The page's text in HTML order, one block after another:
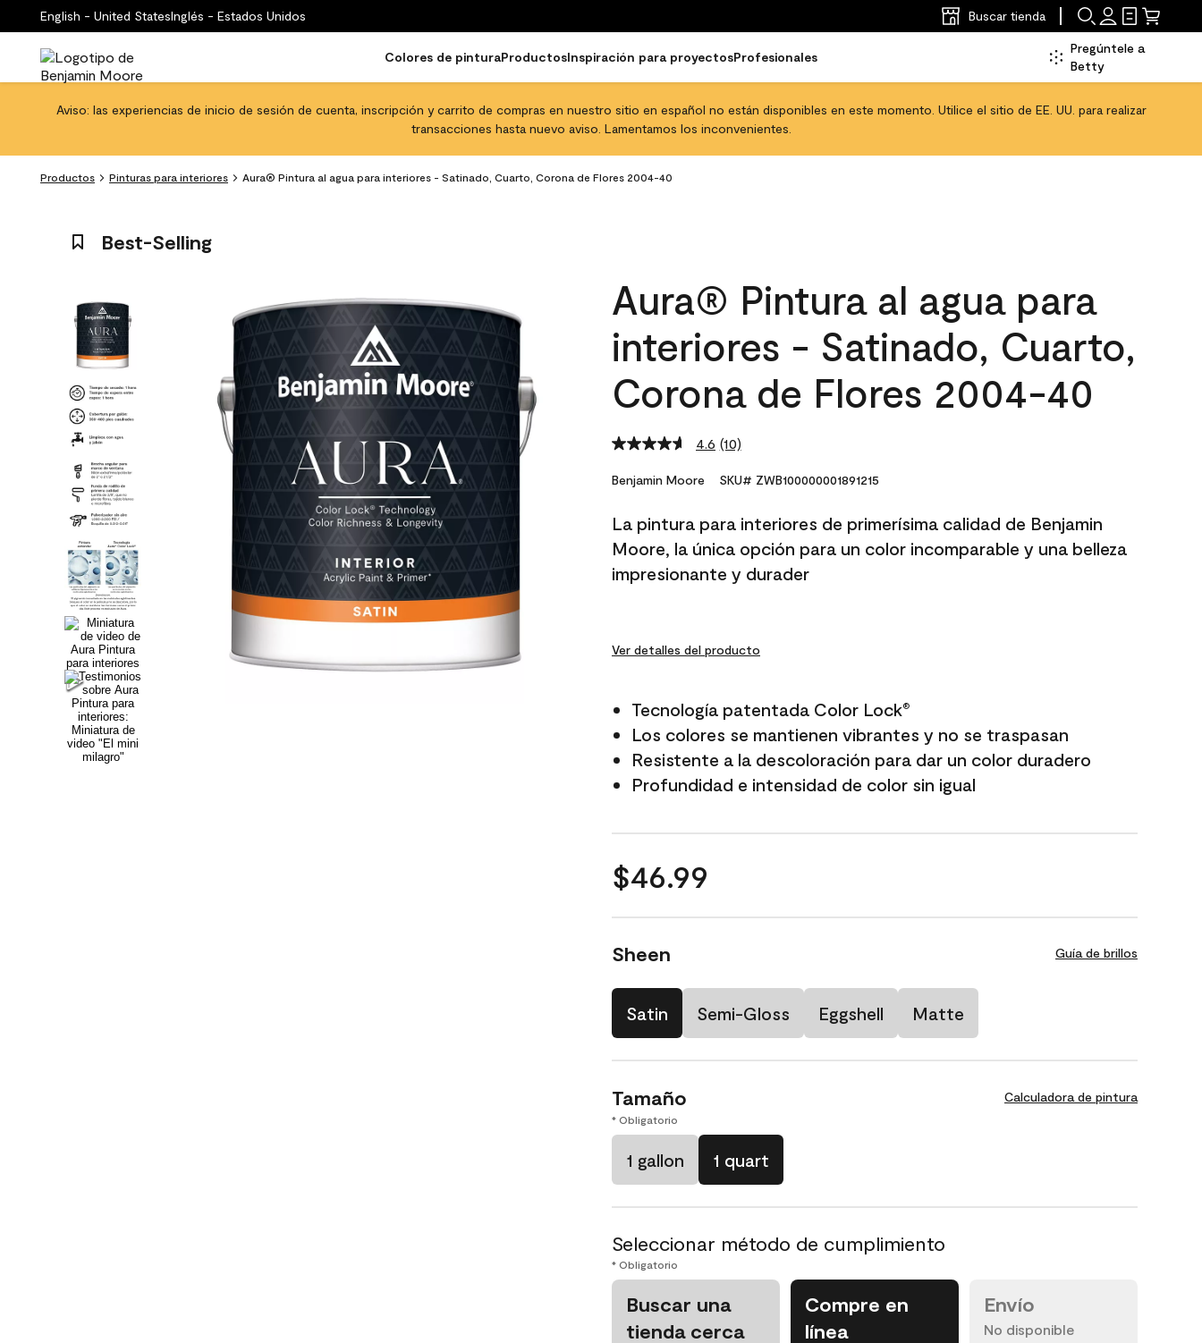
English - United StatesInglés - Estados Unidos Buscar tienda
Colores de pinturaProductosInspiración para proyectosProfesionales
Pregúntele a
Betty
Aviso: las experiencias de inicio de sesión de cuenta, inscripción y carrito de compras en nuestro sitio en español no están disponibles en este momento. Utilice el sitio de EE. UU. para realizar
transacciones hasta nuevo aviso. Lamentamos los inconvenientes.
Productos Pinturas para interiores Aura® Pintura al agua para interiores - Satinado, Cuarto, Corona de Flores 2004-40
Best-Selling
Aura® Pintura al agua para
interiores - Satinado, Cuarto,
Corona de Flores 2004-40
4.6 Read
Reviews.
link.
(10)
Benjamin Moore SKU# ZWB100000001891215
La pintura para interiores de primerísima calidad de Benjamin
Moore, la única opción para un color incomparable y una belleza
impresionante y durader
Ver detalles del producto
Tecnología patentada Color Lock®
Los colores se mantienen vibrantes y no se traspasan
Resistente a la descoloración para dar un color duradero
Profundidad e intensidad de color sin igual
$46.99
Sheen Guía de brillos
Satin Semi-Gloss Eggshell Matte
Tamaño Calculadora de pintura
* Obligatorio
1 gallon 1 quart
Seleccionar método de cumplimiento
* Obligatorio
Buscar una
tienda cerca
Compre en
línea
Envío
No disponible